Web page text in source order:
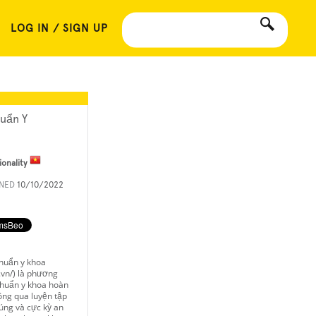
LOG IN / SIGN UP
Y
10/10/2022
y khoa
) là phương
y khoa hoàn
qua luyện tập
và cực kỳ an